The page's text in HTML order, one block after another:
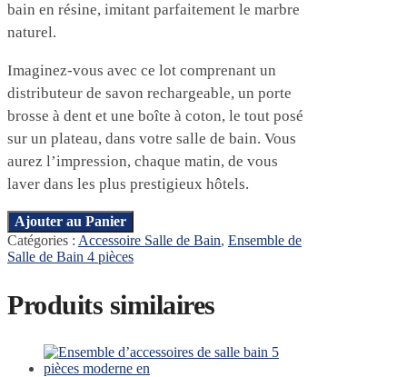
bain en résine, imitant parfaitement le marbre
naturel.
Imaginez-vous avec ce lot comprenant un
distributeur de savon rechargeable, un porte
brosse à dent et une boîte à coton, le tout posé
sur un plateau, dans votre salle de bain. Vous
aurez l’impression, chaque matin, de vous
laver dans les plus prestigieux hôtels.
Ajouter au Panier
Catégories : Accessoire Salle de Bain, Ensemble de
Salle de Bain 4 pièces
Produits similaires